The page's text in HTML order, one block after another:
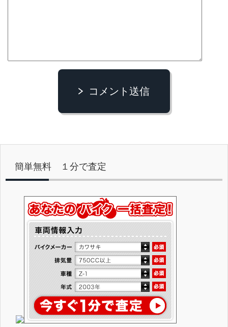
コメント送信
簡単無料 １分で査定